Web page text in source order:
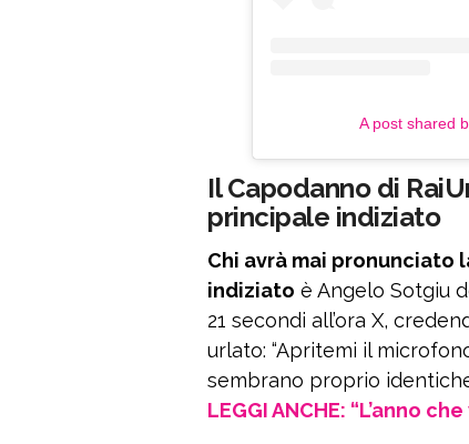
A post shared
Il Capodanno di
principale indiziato
Chi avrà mai pronunciato
indiziato è Angelo Sotgiu
21 secondi all’ora X,
urlato: “Apritemi il
sembrano proprio
LEGGI ANCHE: “L’anno